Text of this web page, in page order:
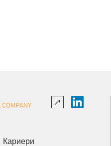
Кариери